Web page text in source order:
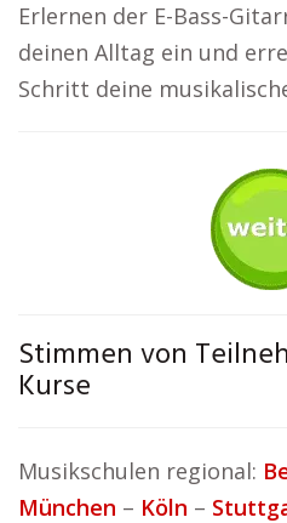
Erlernen der E-Bass-
deinen Alltag ein und
Schritt deine
Stimmen von
Kurse
Musikschulen regional:
München – Köln –